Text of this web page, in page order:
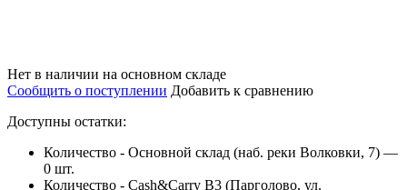
Нет в наличии на основном складе
Сообщить о поступлении Добавить к сравнению
Доступны остатки:
Количество - Основной склад (наб. реки Волковки, 7) —
0 шт.
Количество - Cash&Carry B3 (Парголово, ул.